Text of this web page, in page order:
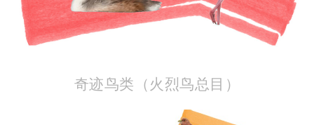
奇迹鸟类（火烈鸟总目）